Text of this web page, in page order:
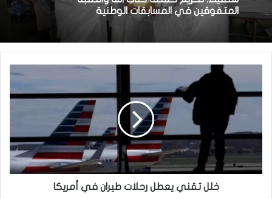
شنقيط: تكريم حفظة كتاب الله والطلبة
المتفوقين في المسابقات الوطنية
منذ 14 ساعة
السيدة الأولى تكرم المتفوقين في الامتحانات
الوطنية
خلل تقني يعطل رحلات طيران في أمريكا